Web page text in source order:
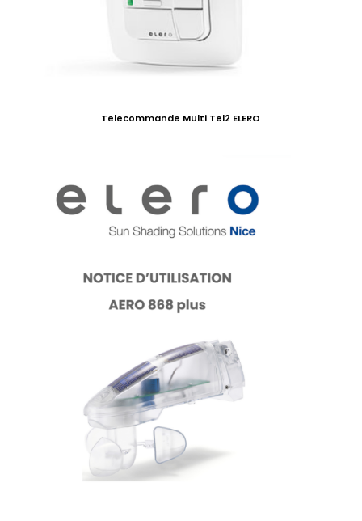
Telecommande Multi Tel2 ELERO